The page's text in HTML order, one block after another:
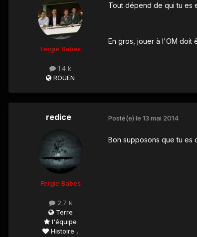
Fergie Babes
1.4 k
ROUEN
Tout dépend de qui tu es
En gros, jouer à l'OM doit
redice
Fergie Babes
2.7 k
Terre
l'équipe
Histoire ,
Posté(e) le 13 mai 2014
Bon supposons que tu es